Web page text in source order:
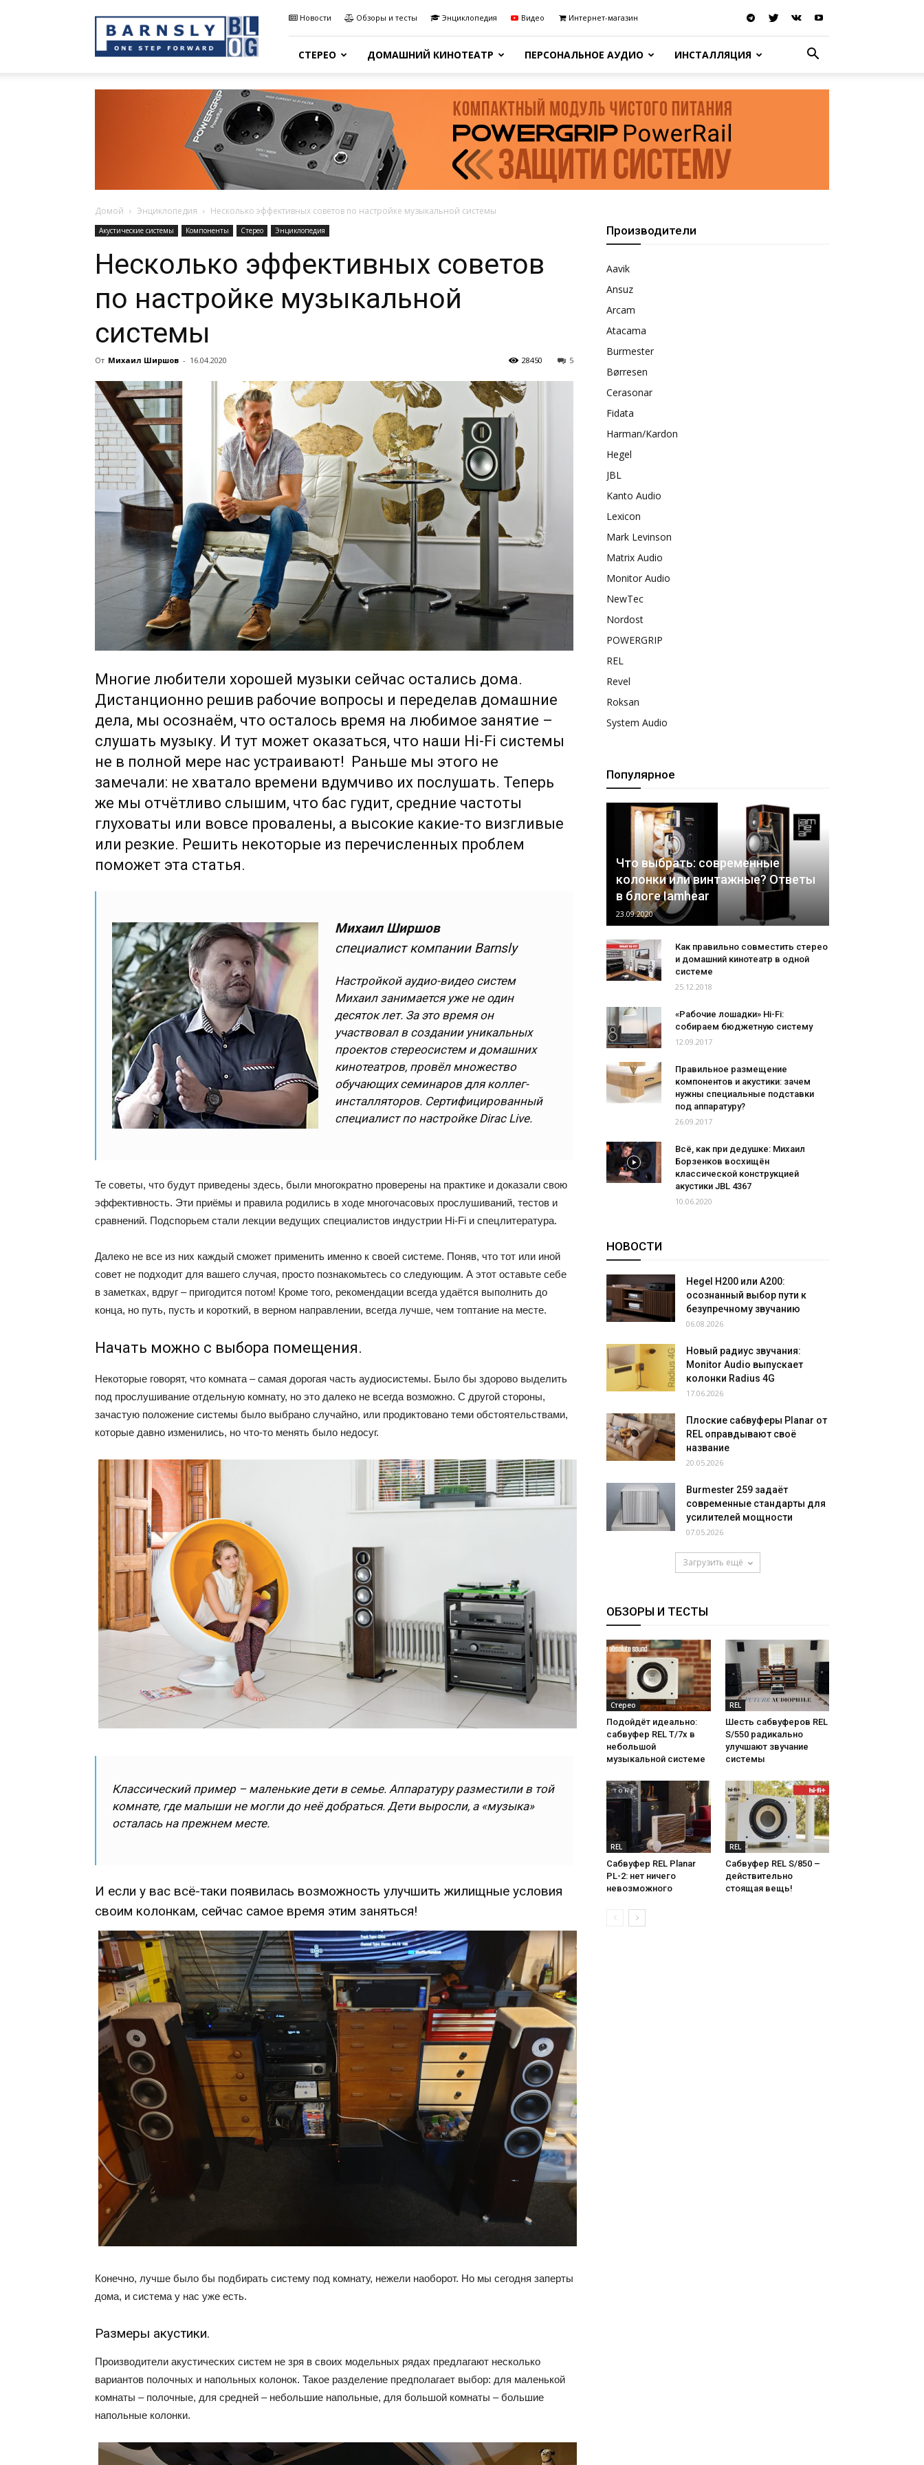
Sound
Blog
Новости Обзоры и тесты Энциклопедия Видео Интернет-магазин
СТЕРЕО ДОМАШНИЙ КИНОТЕАТР ПЕРСОНАЛЬНОЕ АУДИО ИНСТАЛЛЯЦИЯ
Домой Энциклопедия Несколько эффективных советов по настройке музыкальной системы
Акустические системы Компоненты Стерео Энциклопедия
Несколько эффективных советов
по настройке музыкальной
системы
От Михаил Ширшов - 16.04.2020 5
28450
Многие любители хорошей музыки сейчас остались дома.
Дистанционно решив рабочие вопросы и переделав домашние
дела, мы осознаём, что осталось время на любимое занятие –
слушать музыку. И тут может оказаться, что наши Hi-Fi системы
не в полной мере нас устраивают! Раньше мы этого не
замечали: не хватало времени вдумчиво их послушать. Теперь
же мы отчётливо слышим, что бас гудит, средние частоты
глуховаты или вовсе провалены, а высокие какие-то визгливые
или резкие. Решить некоторые из перечисленных проблем
поможет эта статья.
Михаил Ширшов
специалист компании Barnsly
Настройкой аудио-видео систем
Михаил занимается уже не один
десяток лет. За это время он
участвовал в создании уникальных
проектов стереосистем и домашних
кинотеатров, провёл множество
обучающих семинаров для коллег-
инсталляторов. Сертифицированный
специалист по настройке Dirac Live.
Те советы, что будут приведены здесь, были многократно проверены на практике и доказали свою
эффективность. Эти приёмы и правила родились в ходе многочасовых прослушиваний, тестов и
сравнений. Подспорьем стали лекции ведущих специалистов индустрии Hi-Fi и спецлитература.
Далеко не все из них каждый сможет применить именно к своей системе. Поняв, что тот или иной
совет не подходит для вашего случая, просто познакомьтесь со следующим. А этот оставьте себе
в заметках, вдруг – пригодится потом! Кроме того, рекомендации всегда удаётся выполнить до
конца, но путь, пусть и короткий, в верном направлении, всегда лучше, чем топтание на месте.
Начать можно с выбора помещения.
Некоторые говорят, что комната – самая дорогая часть аудиосистемы. Было бы здорово выделить
под прослушивание отдельную комнату, но это далеко не всегда возможно. С другой стороны,
зачастую положение системы было выбрано случайно, или продиктовано теми обстоятельствами,
которые давно изменились, но что-то менять было недосуг.
Классический пример – маленькие дети в семье. Аппаратуру разместили в той
комнате, где малыши не могли до неё добраться. Дети выросли, а «музыка»
осталась на прежнем месте.
И если у вас всё-таки появилась возможность улучшить жилищные условия
своим колонкам, сейчас самое время этим заняться!
Конечно, лучше было бы подбирать систему под комнату, нежели наоборот. Но мы сегодня заперты
дома, и система у нас уже есть.
Размеры акустики.
Производители акустических систем не зря в своих модельных рядах предлагают несколько
вариантов полочных и напольных колонок. Такое разделение предполагает выбор: для маленькой
комнаты – полочные, для средней – небольшие напольные, для большой комнаты – большие
напольные колонки.
Производители
Aavik
Ansuz
Arcam
Atacama
Burmester
Børresen
Cerasonar
Fidata
Harman/Kardon
Hegel
JBL
Kanto Audio
Lexicon
Mark Levinson
Matrix Audio
Monitor Audio
NewTec
Nordost
POWERGRIP
REL
Revel
Roksan
System Audio
Популярное
Что выбрать: современные
колонки или винтажные? Ответы
в блоге Iamhear
23.09.2020
Как правильно совместить стерео
и домашний кинотеатр в одной
системе
25.12.2018
«Рабочие лошадки» Hi-Fi:
собираем бюджетную систему
12.09.2017
Правильное размещение
компонентов и акустики: зачем
нужны специальные подставки
под аппаратуру?
26.09.2017
Всё, как при дедушке: Михаил
Борзенков восхищён
классической конструкцией
акустики JBL 4367
10.06.2020
НОВОСТИ
Hegel H200 или A200:
осознанный выбор пути к
безупречному звучанию
06.08.2026
Новый радиус звучания:
Monitor Audio выпускает
колонки Radius 4G
17.06.2026
Плоские сабвуферы Planar от
REL оправдывают своё
название
20.05.2026
Burmester 259 задаёт
современные стандарты для
усилителей мощности
07.05.2026
Загрузить ещё
ОБЗОРЫ И ТЕСТЫ
Стерео
Подойдёт идеально:
сабвуфер REL T/7x в
небольшой
музыкальной системе
REL
Шесть сабвуферов REL
S/550 радикально
улучшают звучание
системы
REL
Сабвуфер REL Planar
PL-2: нет ничего
невозможного
REL
Сабвуфер REL S/850 –
действительно
стоящая вещь!